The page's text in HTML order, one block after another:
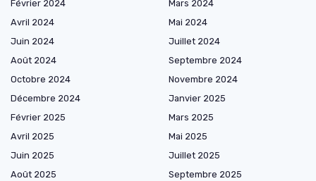
Février 2024
Mars 2024
Avril 2024
Mai 2024
Juin 2024
Juillet 2024
Août 2024
Septembre 2024
Octobre 2024
Novembre 2024
Décembre 2024
Janvier 2025
Février 2025
Mars 2025
Avril 2025
Mai 2025
Juin 2025
Juillet 2025
Août 2025
Septembre 2025